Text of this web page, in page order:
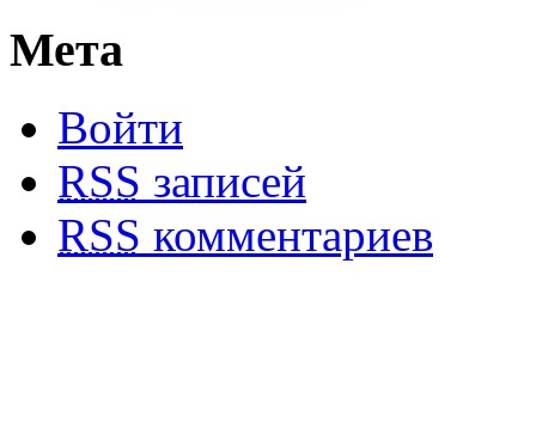
Мета
Войти
RSS записей
RSS комментариев